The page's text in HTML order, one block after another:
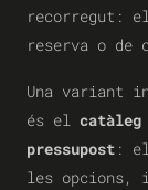
recorregut:
reserva o de
Una variant
és el
pressupost :
les opcions,